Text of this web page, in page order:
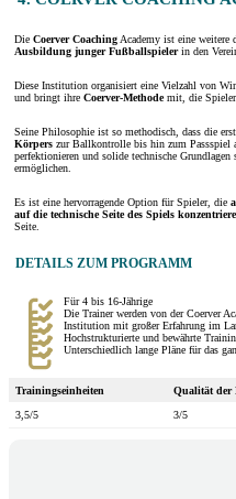
Die Coerver CoachingAcademy ist eine weitere
Ausbildung junger Fußballspielerin den
Diese Institution organisiert eine Vielzahl von
und bringt ihre Coerver-Methodemit, die Spieler
Seine Philosophie ist so methodisch, dass die
Körpers zur Ballkontrolle bis hin zum Passspiel
perfektionieren und solide technische Grundlagen
ermöglichen.
Es ist eine hervorragende Option für Spieler, die
auf die technische Seite des Spiels
Seite.
DETAILS ZUM PROGRAMM
Für 4 bis 16-Jährige
Die Trainer werden von der Coerver
Institution mit großer Erfahrung im
Hochstrukturierte und bewährte
Unterschiedlich lange Pläne für das
Trainingseinheiten Qualität der
3,5/5
3/5